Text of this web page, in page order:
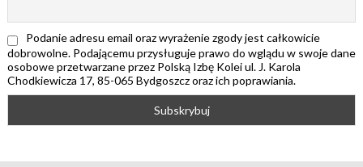
Podanie adresu email oraz wyrażenie zgody jest całkowicie
dobrowolne. Podającemu przysługuje prawo do wglądu w swoje dane
osobowe przetwarzane przez Polską Izbę Kolei ul. J. Karola
Chodkiewicza 17, 85-065 Bydgoszcz oraz ich poprawiania.